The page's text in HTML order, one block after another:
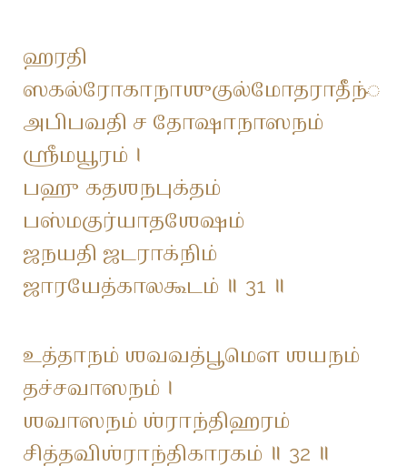
ஹரதி
ஸகல்ரோகாநாஶுகுல்மோதராதீந்்
அபிபவதி ச தோஷாநாஸநம்
ஶ்ரீமயூரம் ।
பஹு கதஶநபுக்தம்
பஸ்மகுர்யாதஶேஷம்
ஜநயதி ஜடராக்நிம்
ஜாரயேத்காலகூடம் ॥ 31 ॥
உத்தாநம் ஶவவத்பூமௌ ஶயநம்
தச்சவாஸநம் ।
ஶவாஸநம் ஶ்ராந்திஹரம்
சித்தவிஶ்ராந்திகாரகம் ॥ 32 ॥